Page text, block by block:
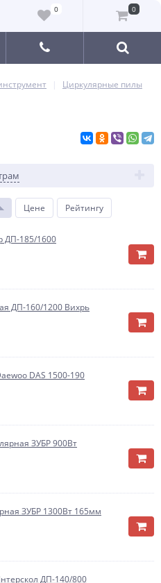
0 0
Циркулярные пилы
Цене Рейтингу
ДП-185/1600
ДП-160/1200 Вихрь
DAS 1500-190
ЗУБР 900Вт
ЗУБР 1300Вт 165мм
ДП-140/800